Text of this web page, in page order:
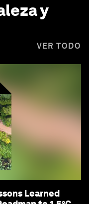
y
VER TODO
Learned